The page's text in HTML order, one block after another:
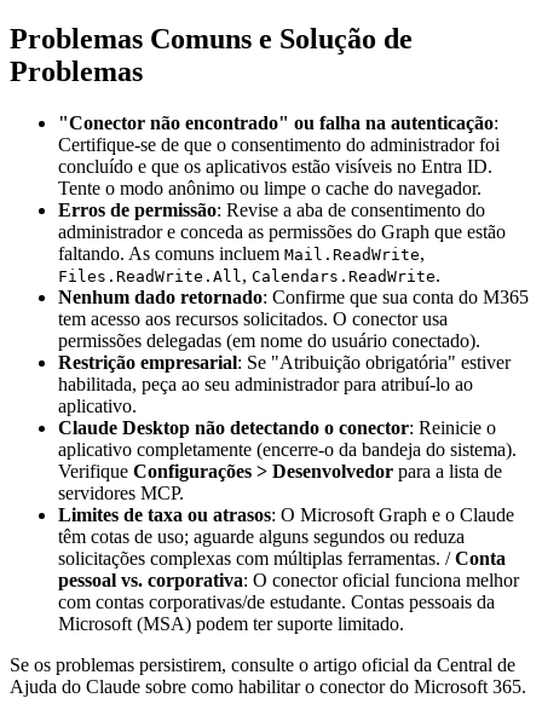
Problemas Comuns e Solução de
Problemas
"Conector não encontrado" ou falha na autenticação:
Certifique-se de que o consentimento do administrador foi
concluído e que os aplicativos estão visíveis no Entra ID.
Tente o modo anônimo ou limpe o cache do navegador.
Erros de permissão: Revise a aba de consentimento do
administrador e conceda as permissões do Graph que estão
faltando. As comuns incluem Mail.ReadWrite,
Files.ReadWrite.All, Calendars.ReadWrite.
Nenhum dado retornado: Confirme que sua conta do M365
tem acesso aos recursos solicitados. O conector usa
permissões delegadas (em nome do usuário conectado).
Restrição empresarial: Se "Atribuição obrigatória" estiver
habilitada, peça ao seu administrador para atribuí-lo ao
aplicativo.
Claude Desktop não detectando o conector: Reinicie o
aplicativo completamente (encerre-o da bandeja do sistema).
Verifique Configurações > Desenvolvedor para a lista de
servidores MCP.
Limites de taxa ou atrasos: O Microsoft Graph e o Claude
têm cotas de uso; aguarde alguns segundos ou reduza
solicitações complexas com múltiplas ferramentas. /Conta
pessoal vs. corporativa: O conector oficial funciona melhor
com contas corporativas/de estudante. Contas pessoais da
Microsoft (MSA) podem ter suporte limitado.
Se os problemas persistirem, consulte o artigo oficial da Central de
Ajuda do Claude sobre como habilitar o conector do Microsoft 365.